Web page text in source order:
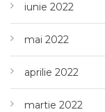
iunie 2022
mai 2022
aprilie 2022
martie 2022